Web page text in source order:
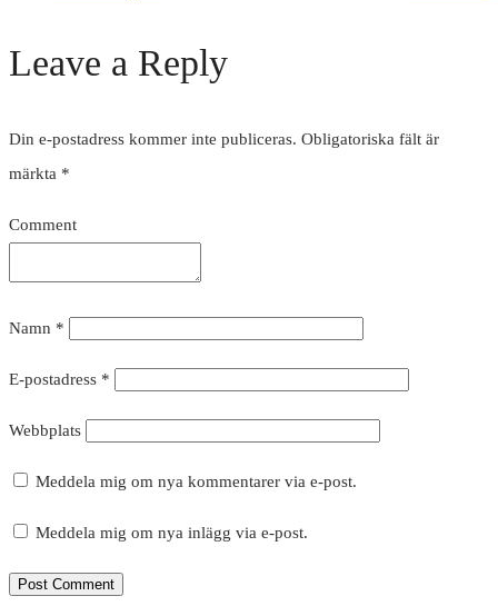
Leave a Reply
Din e-postadress kommer inte publiceras. Obligatoriska fält är
märkta *
Comment
Namn *
E-postadress *
Webbplats
Meddela mig om nya kommentarer via e-post.
Meddela mig om nya inlägg via e-post.